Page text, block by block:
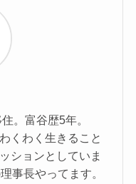
。富谷歴5年。
くわく生きること
ションとしていま
事長やってます。